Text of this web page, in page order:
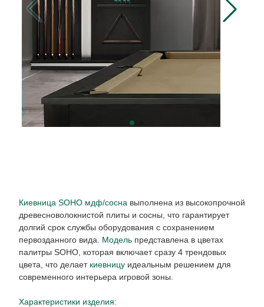
Киевница SOHO мдф/сосна выполнена из высокопрочной
древесноволокнистой плиты и сосны, что гарантирует
долгий срок службы оборудования с сохранением
первозданного вида. Модельпредставлена в цветах
палитры SOHO, которая включает сразу 4 трендовых
цвета, что делает киевницуидеальным решением для
современного интерьера игровой зоны.
Характеристики изделия: